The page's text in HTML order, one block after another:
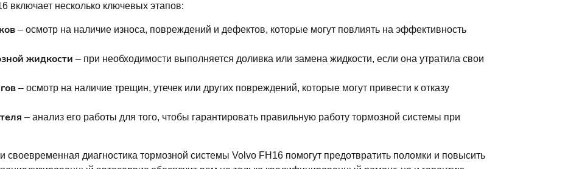
включает несколько ключевых этапов:
– осмотр на наличие износа, повреждений и дефектов, которые могут повлиять на эффективность
жидкости – при необходимости выполняется доливка или замена жидкости, если она утратила свои
– осмотр на наличие трещин, утечек или других повреждений, которые могут привести к отказу
– анализ его работы для того, чтобы гарантировать правильную работу тормозной системы при
своевременная диагностика тормозной системы Volvo FH16 помогут предотвратить поломки и повысить